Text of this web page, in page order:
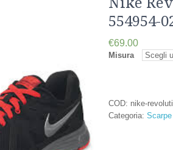
554954-
€69.00
Misura
COD: nike-
Categoria: